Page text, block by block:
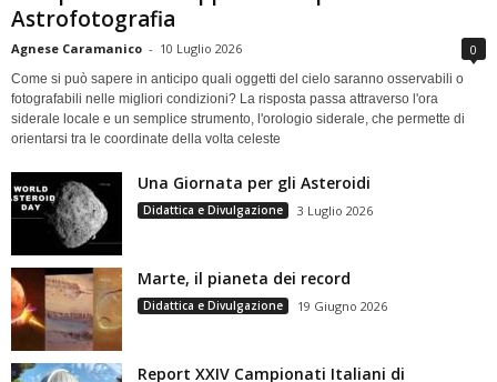
Astrofotografia
Agnese Caramanico - 10 Luglio 2026 0
Come si può sapere in anticipo quali oggetti del cielo saranno osservabili o
fotografabili nelle migliori condizioni? La risposta passa attraverso l'ora
siderale locale e un semplice strumento, l'orologio siderale, che permette di
orientarsi tra le coordinate della volta celeste
Una Giornata per gli Asteroidi
Didattica e Divulgazione 3 Luglio 2026
Marte, il pianeta dei record
Didattica e Divulgazione 19 Giugno 2026
Report XXIV Campionati Italiani di